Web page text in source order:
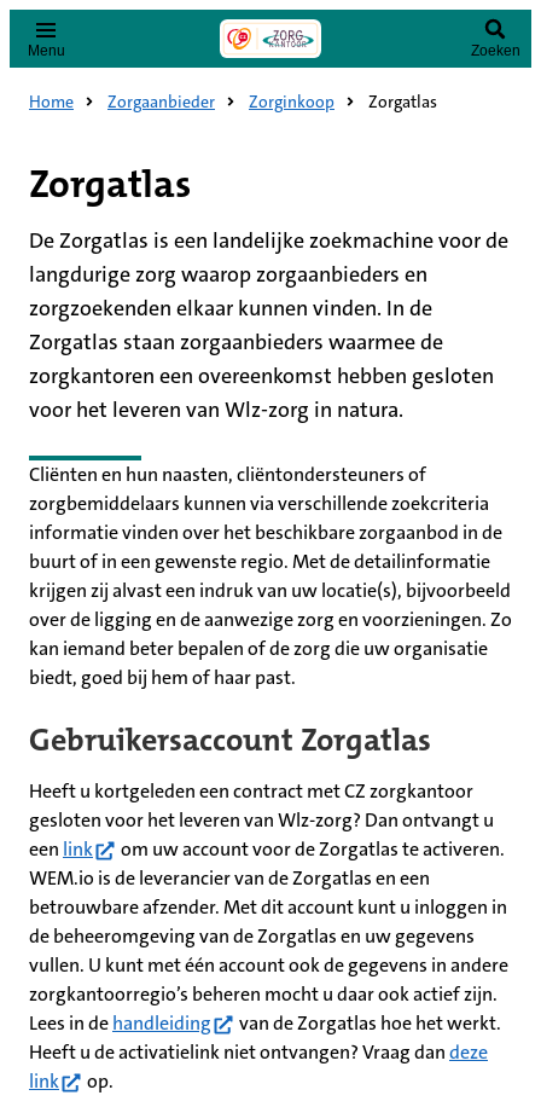
Menu Zoeken
Home Zorgaanbieder Zorginkoop Zorgatlas
Zorgatlas
De Zorgatlas is een landelijke zoekmachine voor de
langdurige zorg waarop zorgaanbieders en
zorgzoekenden elkaar kunnen vinden. In de
Zorgatlas staan zorgaanbieders waarmee de
zorgkantoren een overeenkomst hebben gesloten
voor het leveren van Wlz-zorg in natura.
Cliënten en hun naasten, cliëntondersteuners of
zorgbemiddelaars kunnen via verschillende zoekcriteria
informatie vinden over het beschikbare zorgaanbod in de
buurt of in een gewenste regio. Met de detailinformatie
krijgen zij alvast een indruk van uw locatie(s), bijvoorbeeld
over de ligging en de aanwezige zorg en voorzieningen. Zo
kan iemand beter bepalen of de zorg die uw organisatie
biedt, goed bij hem of haar past.
Gebruikersaccount Zorgatlas
Heeft u kortgeleden een contract met CZ zorgkantoor
gesloten voor het leveren van Wlz-zorg? Dan ontvangt u
een link(opent in nieuw tabblad)
om uw account voor de Zorgatlas te activeren.
WEM.io is de leverancier van de Zorgatlas en een
betrouwbare afzender. Met dit account kunt u inloggen in
de beheeromgeving van de Zorgatlas en uw gegevens
vullen. U kunt met één account ook de gegevens in andere
zorgkantoorregio’s beheren mocht u daar ook actief zijn.
Lees in dehandleiding(opent in nieuw tabblad)
van de Zorgatlas hoe het werkt.
Heeft u de activatielink niet ontvangen? Vraag dandeze
link(opent in nieuw tabblad)
op.